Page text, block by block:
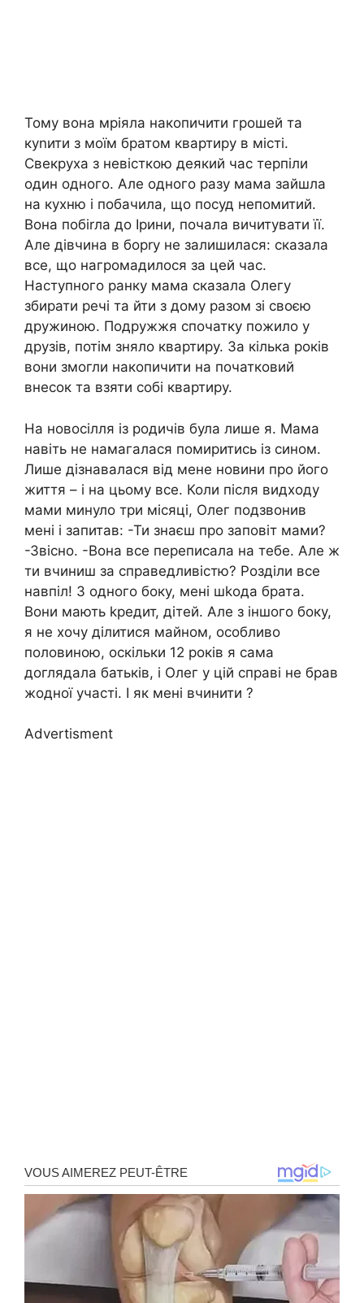
Тому вона мріяла накопичити грошей та
куnити з моїм братом квартиру в місті.
Свекруха з невісткою деякий час терпіли
один одного. Але одного разу мама зайшла
на кухню і побачила, що посуд непомитий.
Вона побіrла до Ірини, почала вичитувати її.
Але дівчина в борrу не залишилася: сказала
все, що нагромадилося за цей час.
Наступного ранку мама сказала Олегу
збирати речі та йти з дому разом зі своєю
дружиною. Подружжя спочатку пожило у
друзів, потім зняло квартиру. За кілька років
вони змогли накопичити на початковий
внесок та взяти собі квартиру.
На новосілля із родичів була лише я. Мама
навіть не намагалася помиритись із сином.
Лише дізнавалася від мене новини про його
життя – і на цьому все. Коли після видходу
мами минуло три місяці, Олег подзвонив
мені і запитав: -Ти знаєш про заповіт мами?
-Звісно. -Вона все переписала на тебе. Але ж
ти вчиниш за справедливістю? Розділи все
навпіл! З одного боку, мені шkода брата.
Вони мають kредит, дітей. Але з іншого боку,
я не хочу ділитися майном, особливо
половиною, оскільки 12 років я сама
доглядала батьків, і Олег у цій справі не брав
жодної участі. І як мені вчинити ?
Advertisment